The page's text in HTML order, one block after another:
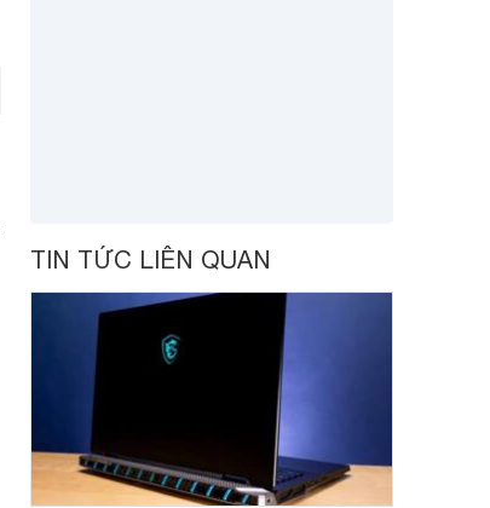
TIN TỨC LIÊN QUAN